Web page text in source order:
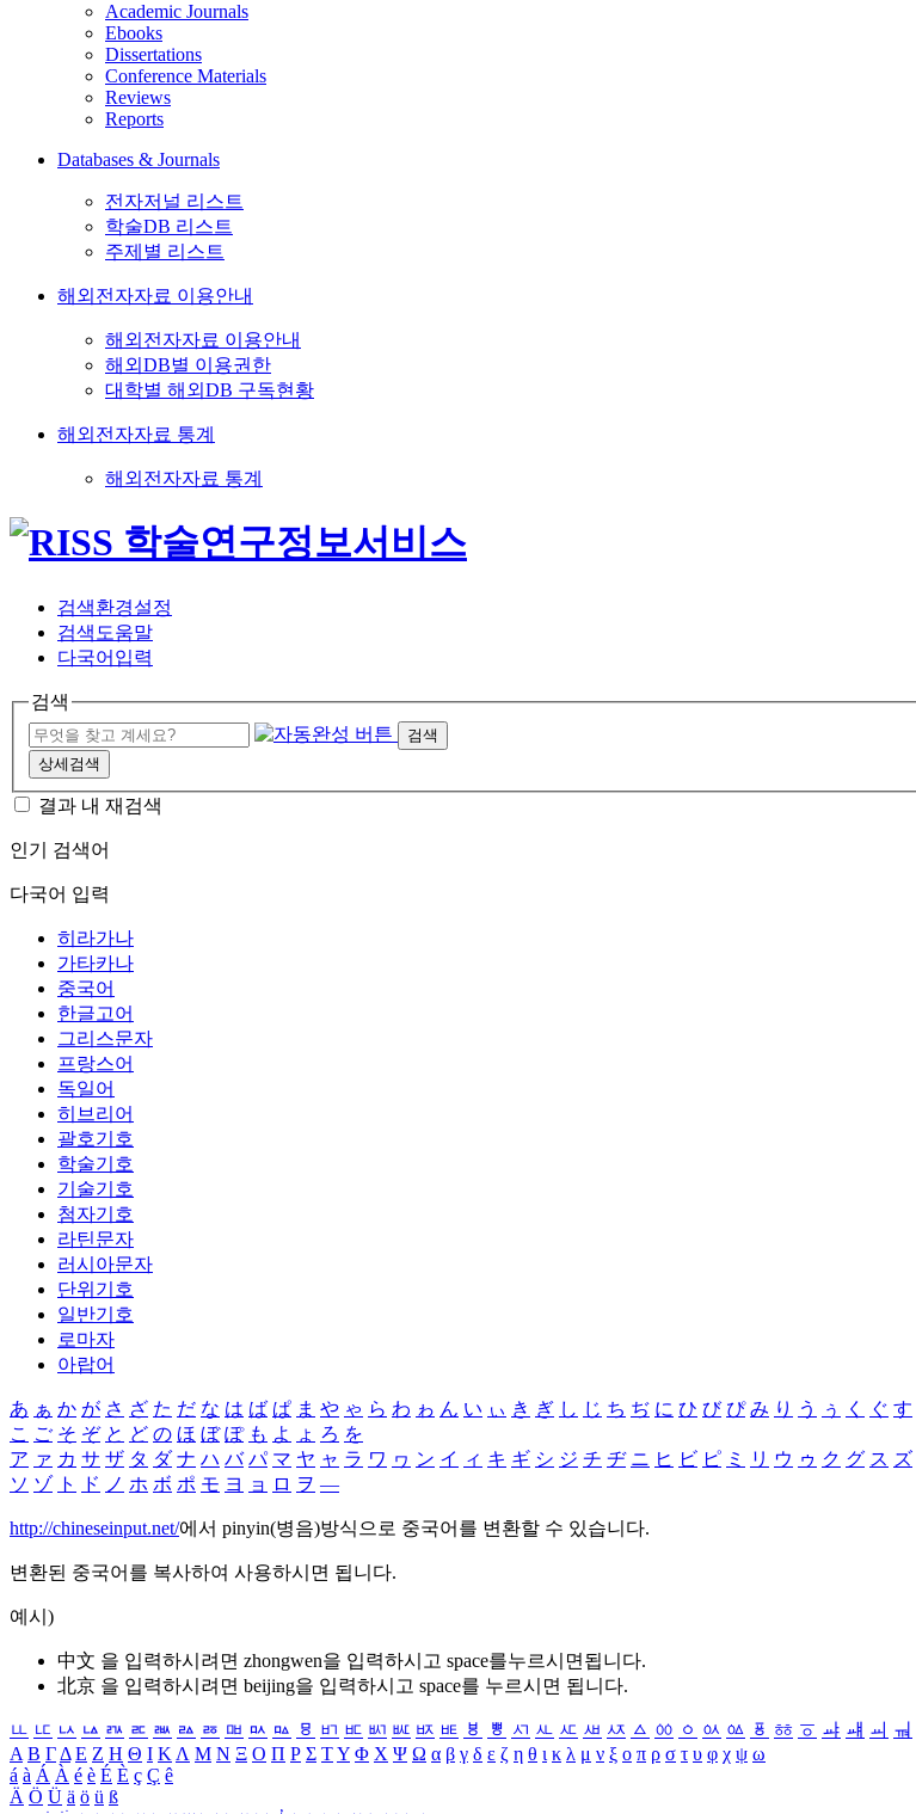
Academic Journals
Ebooks
Dissertations
Conference Materials
Reviews
Reports
Databases & Journals
전자저널 리스트
학술DB 리스트
주제별 리스트
해외전자자료 이용안내
해외전자자료 이용안내
해외DB별 이용권한
대학별 해외DB 구독현황
해외전자자료 통계
해외전자자료 통계
검색환경설정
검색도움말
다국어입력
검색
검색
상세검색
결과 내 재검색
인기 검색어
다국어 입력
히라가나
가타카나
중국어
한글고어
그리스문자
프랑스어
독일어
히브리어
괄호기호
학술기호
기술기호
첨자기호
라틴문자
러시아문자
단위기호
일반기호
로마자
아랍어
あ ぁ か が さ ざ た だ な は ば ぱ ま や ゃ ら わ ゎ ん い ぃ き ぎ し じ ち ぢ に ひ び ぴ み り う ぅ く ぐ す
こ ご そ ぞ と ど の ほ ぼ ぽ も よ ょ ろ を
ア ァ カ サ ザ タ ダ ナ ハ バ パ マ ヤ ャ ラ ワ ヮ ン イ ィ キ ギ シ ジ チ ヂ ニ ヒ ビ ピ ミ リ ウ ゥ ク グ ス ズ
ソ ゾ ト ド ノ ホ ボ ポ モ ヨ ョ ロ ヲ ―
http://chineseinput.net/에서 pinyin(병음)방식으로 중국어를 변환할 수 있습니다.
변환된 중국어를 복사하여 사용하시면 됩니다.
예시)
中文 을 입력하시려면 zhongwen을 입력하시고 space를누르시면됩니다.
北京 을 입력하시려면 beijing을 입력하시고 space를 누르시면 됩니다.
ㅥ ㅦ ㅧ ㅨ ㅩ ㅪ ㅫ ㅬ ㅭ ㅮ ㅯ ㅰ ㅱ ㅲ ㅳ ㅴ ㅵ ㅶ ㅷ ㅸ ㅹ ㅺ ㅻ ㅼ ㅽ ㅾ ㅿ ㆀ ㆁ ㆂ ㆃ ㆄ ㆅ ㆆ ㆇ ㆈ ㆉ ㆊ
Α Β ΓΔ Ε Ζ Η Θ Ι ΚΛ Μ Ν Ξ Ο Π Ρ Σ ΤΥ Φ Χ Ψ Ω α β γ δ ε ζ η θ ι κ λ μ ν ξ ο π ρ σ τ υ φ χ ψ ω
á à Á À é è É È ç Ç ê
Ä Ö Ü ä ö ü ß